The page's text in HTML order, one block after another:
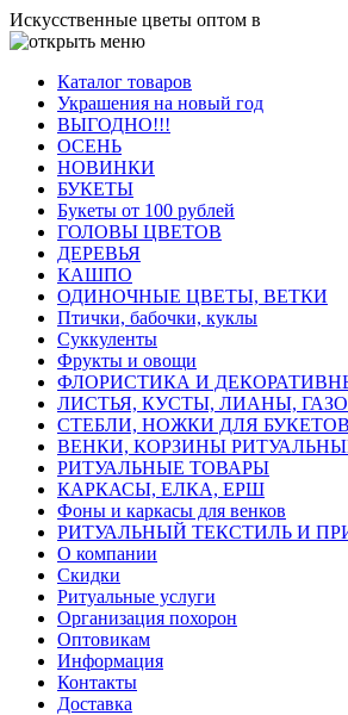
Искусственные цветы оптом в
Каталог товаров
Украшения на новый год
ВЫГОДНО!!!
ОСЕНЬ
НОВИНКИ
БУКЕТЫ
Букеты от 100 рублей
ГОЛОВЫ ЦВЕТОВ
ДЕРЕВЬЯ
КАШПО
ОДИНОЧНЫЕ ЦВЕТЫ, ВЕТКИ
Птички, бабочки, куклы
Суккуленты
Фрукты и овощи
ФЛОРИСТИКА И
ЛИСТЬЯ, КУСТЫ, ЛИАНЫ,
СТЕБЛИ, НОЖКИ ДЛЯ БУКЕТОВ
ВЕНКИ, КОРЗИНЫ
РИТУАЛЬНЫЕ ТОВАРЫ
КАРКАСЫ, ЕЛКА, ЕРШ
Фоны и каркасы для венков
РИТУАЛЬНЫЙ ТЕКСТИЛЬ И
О компании
Скидки
Ритуальные услуги
Организация похорон
Оптовикам
Информация
Контакты
Доставка